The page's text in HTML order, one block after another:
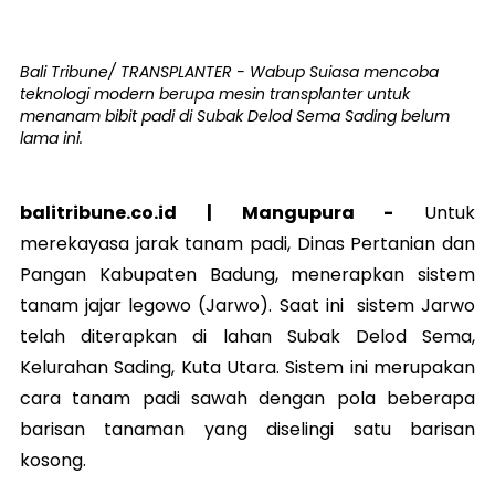
Bali Tribune/ TRANSPLANTER - Wabup Suiasa mencoba
teknologi modern berupa mesin transplanter untuk
menanam bibit padi di Subak Delod Sema Sading belum
lama ini.
balitribune.co.id | Mangupura - Untuk
merekayasa jarak tanam padi, Dinas Pertanian dan
Pangan Kabupaten Badung, menerapkan sistem
tanam jajar legowo (Jarwo). Saat ini sistem Jarwo
telah diterapkan di lahan Subak Delod Sema,
Kelurahan Sading, Kuta Utara. Sistem ini merupakan
cara tanam padi sawah dengan pola beberapa
barisan tanaman yang diselingi satu barisan
kosong.